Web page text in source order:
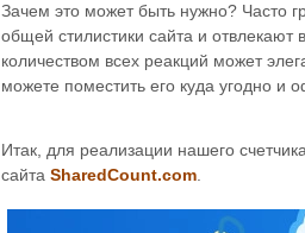
Зачем это может быть нужно? Часто
общей стилистики сайта и
количеством всех реакций может
можете поместить его куда угодно и
Итак, для реализации нашего
сайта SharedCount.com